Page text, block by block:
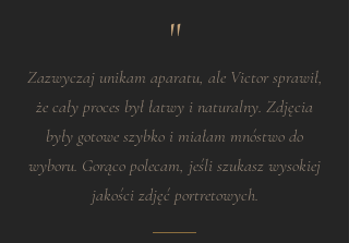
"
Zazwyczaj unikam aparatu, ale Victor sprawił,
że cały proces był łatwy i naturalny. Zdjęcia
były gotowe szybko i miałam mnóstwo do
wyboru. Gorąco polecam, jeśli szukasz wysokiej
jakości zdjęć portretowych.